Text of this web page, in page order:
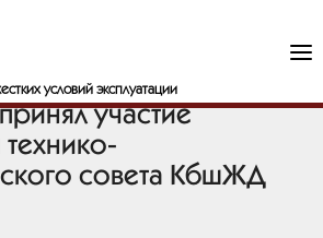
условий эксплуатации
участие
совета КбшЖД